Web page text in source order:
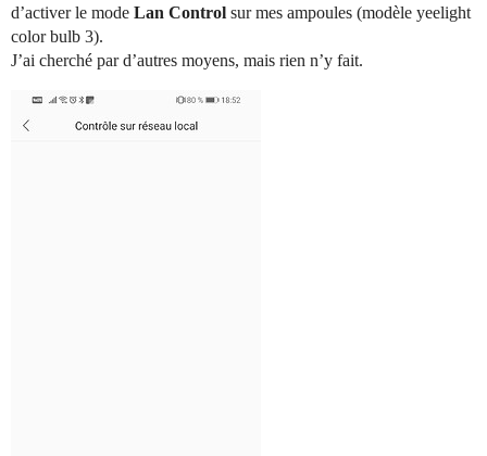
d’activer le mode Lan Control sur mes ampoules (modèle yeelight
color bulb 3).
J’ai cherché par d’autres moyens, mais rien n’y fait.